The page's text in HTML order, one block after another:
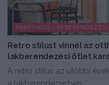
PRAKTIKUS
Retro stílust vinnél az
lakberendezési ötlet
A retro stílus az utóbbi